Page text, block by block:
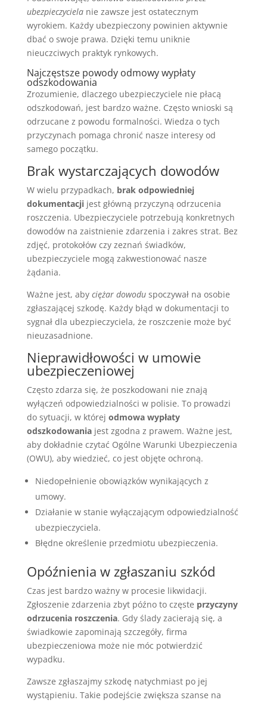
ubezpieczycielanie zawsze jest ostatecznym
wyrokiem. Każdy ubezpieczony powinien aktywnie
dbać o swoje prawa. Dzięki temu uniknie
nieuczciwych praktyk rynkowych.
Najczęstsze powody odmowy wypłaty
odszkodowania
Zrozumienie, dlaczego ubezpieczyciele nie płacą
odszkodowań, jest bardzo ważne. Często wnioski są
odrzucane z powodu formalności. Wiedza o tych
przyczynach pomaga chronić nasze interesy od
samego początku.
Brak wystarczających dowodów
W wielu przypadkach, brak odpowiedniej
dokumentacjijest główną przyczyną odrzucenia
roszczenia. Ubezpieczyciele potrzebują konkretnych
dowodów na zaistnienie zdarzenia i zakres strat. Bez
zdjęć, protokołów czy zeznań świadków,
ubezpieczyciele mogą zakwestionować nasze
żądania.
Ważne jest, aby ciężar dowoduspoczywał na osobie
zgłaszającej szkodę. Każdy błąd w dokumentacji to
sygnał dla ubezpieczyciela, że roszczenie może być
nieuzasadnione.
Nieprawidłowości w umowie
ubezpieczeniowej
Często zdarza się, że poszkodowani nie znają
wyłączeń odpowiedzialności w polisie. To prowadzi
do sytuacji, w której odmowa wypłaty
odszkodowaniajest zgodna z prawem. Ważne jest,
aby dokładnie czytać Ogólne Warunki Ubezpieczenia
(OWU), aby wiedzieć, co jest objęte ochroną.
Niedopełnienie obowiązków wynikających z
umowy.
Działanie w stanie wyłączającym odpowiedzialność
ubezpieczyciela.
Błędne określenie przedmiotu ubezpieczenia.
Opóźnienia w zgłaszaniu szkód
Czas jest bardzo ważny w procesie likwidacji.
Zgłoszenie zdarzenia zbyt późno to częste przyczyny
odrzucenia roszczenia. Gdy ślady zacierają się, a
świadkowie zapominają szczegóły, firma
ubezpieczeniowa może nie móc potwierdzić
wypadku.
Zawsze zgłaszajmy szkodę natychmiast po jej
wystąpieniu. Takie podejście zwiększa szanse na